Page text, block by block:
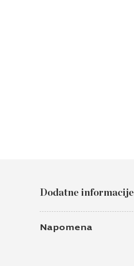
Dodatne informacije
Napomena